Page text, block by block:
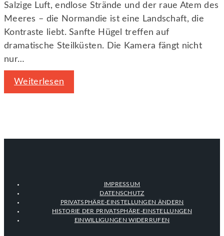
Salzige Luft, endlose Strände und der raue Atem des
Meeres – die Normandie ist eine Landschaft, die
Kontraste liebt. Sanfte Hügel treffen auf
dramatische Steilküsten. Die Kamera fängt nicht
nur…
Weiterlesen
IMPRESSUM
DATENSCHUTZ
PRIVATSPHÄRE-EINSTELLUNGEN ÄNDERN
HISTORIE DER PRIVATSPHÄRE-EINSTELLUNGEN
EINWILLIGUNGEN WIDERRUFEN